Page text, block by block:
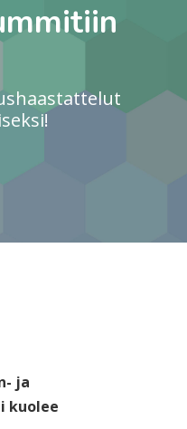
ja
kuolee